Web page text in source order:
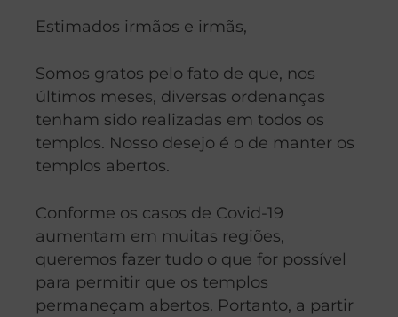
Estimados irmãos e irmãs,
Somos gratos pelo fato de que, nos
últimos meses, diversas ordenanças
tenham sido realizadas em todos os
templos. Nosso desejo é o de manter os
templos abertos.
Conforme os casos de Covid-19
aumentam em muitas regiões,
queremos fazer tudo o que for possível
para permitir que os templos
permaneçam abertos. Portanto, a partir